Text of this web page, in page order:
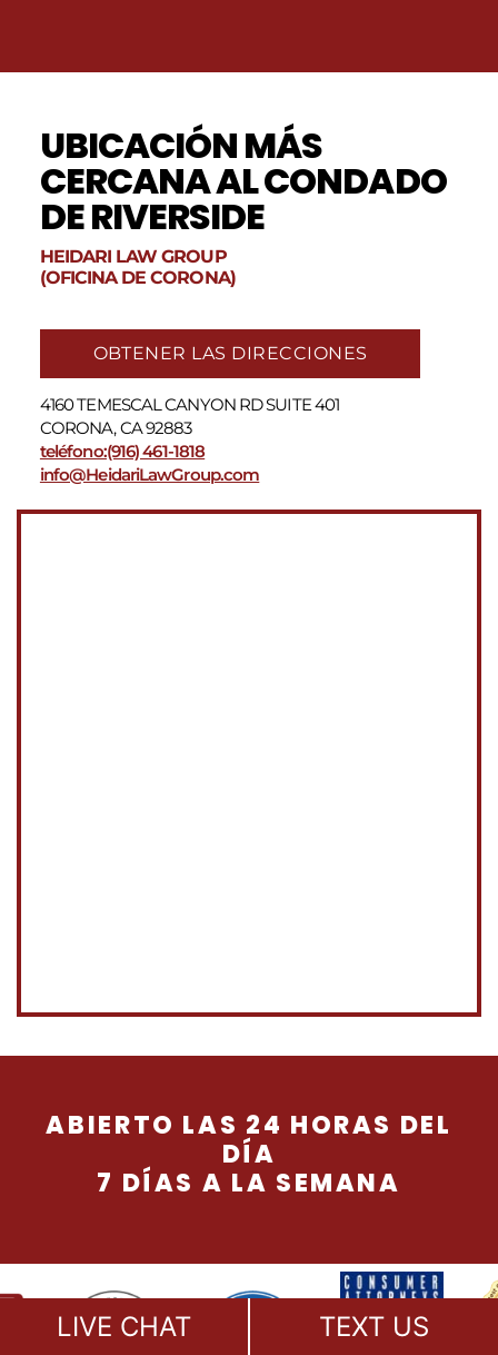
UBICACIÓN MÁS
CERCANA AL CONDADO
DE RIVERSIDE
HEIDARI LAW GROUP
(OFICINA DE CORONA)
OBTENER LAS DIRECCIONES
4160 TEMESCAL CANYON RD SUITE 401
CORONA, CA 92883
teléfono:(916) 461-1818
info@HeidariLawGroup.com
ABIERTO LAS 24 HORAS DEL
DÍA
7 DÍAS A LA SEMANA
LIVE CHAT TEXT US